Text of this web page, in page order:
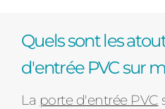
Quels sont les
d'entrée PVC sur
La porte d'entrée PVC